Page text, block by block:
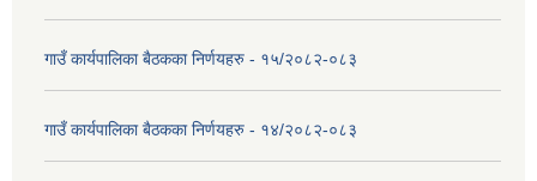
गाउँ कार्यपालिका बैठकका निर्णयहरु - १५/२०८२-०८३
गाउँ कार्यपालिका बैठकका निर्णयहरु - १४/२०८२-०८३